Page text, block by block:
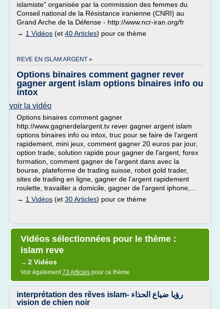
islamiste" organisée par la commission des femmes du
Conseil national de la Résistance iranienne (CNRI) au
Grand Arche de la Défense - http://www.ncr-iran.org/fr
→ 1 Vidéos (et 40 Articles) pour ce thème
REVE EN ISLAM ARGENT »
Options binaires comment gagner rever
gagner argent islam options binaires info ou
intox
voir la vidéo
Options binaires comment gagner
http://www.gagnerdelargent.tv rever gagner argent islam
options binaires info ou intox, truc pour se faire de l'argent
rapidement, mini jeux, comment gagner 20 euros par jour,
option trade, solution rapide pour gagner de l'argent, forex
formation, comment gagner de l'argent dans avec la
bourse, plateforme de trading suisse, robot gold trader,
sites de trading en ligne, gagner de l'argent rapidement
roulette, travailler a domicile, gagner de l'argent iphone,...
→ 1 Vidéos (et 30 Articles) pour ce thème
Vidéos sélectionnées pour le thème :
islam reve
→ 2 Vidéos
Voir également73 Articles pour ce thème
interprétation des rêves islam- رؤيا ضياع الحذاء
vision de chien noir